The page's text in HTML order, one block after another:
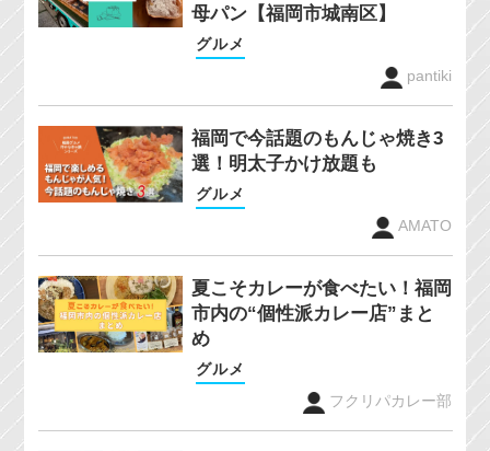
母パン【福岡市城南区】
グルメ
pantiki
福岡で今話題のもんじゃ焼き3
選！明太子かけ放題も
グルメ
AMATO
夏こそカレーが食べたい！福岡
市内の“個性派カレー店”まと
め
グルメ
フクリパカレー部